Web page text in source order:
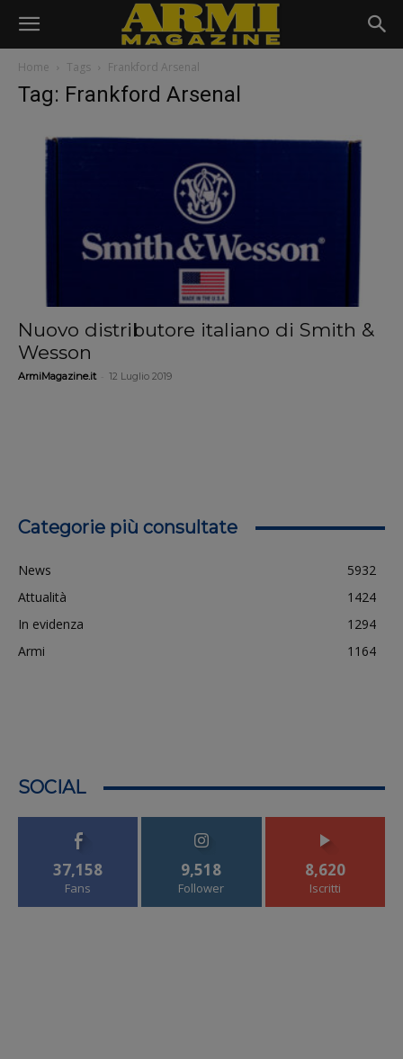
Home Tags Frankford Arsenal
Tag: Frankford Arsenal
Nuovo distributore italiano di Smith &
Wesson
ArmiMagazine.it 12 Luglio 2019
Categorie più consultate
News
5932
Attualità
1424
In evidenza
1294
Armi
1164
SOCIAL
37,158
Fans
9,518
Follower
8,620
Iscritti